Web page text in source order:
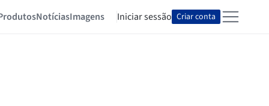
NotíciasImagens Iniciar sessão Criar conta